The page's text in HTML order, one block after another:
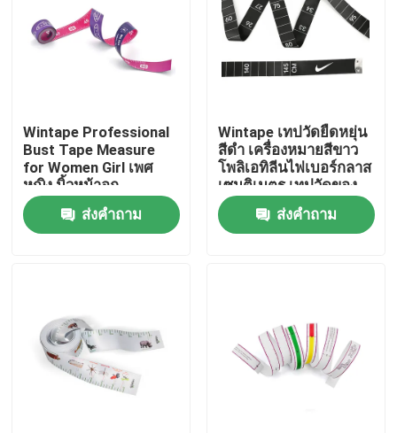
เกี่ยวกับเรา
ควบคุมคุณภาพ
ติดต่อเรา
ตลับเมตรเลเซอร์
Wintape Professional
Bust Tape Measure
for Women Girl เพศ
หญิง นิ้วหน้าอก
Measuring Tape
ส่งคำถาม
Wintape เทปวัดยืดหยุ่น
สีดำ เครื่องหมายสีขาว
โพลิเอทิลีนไฟเบอร์กลาส
เซนติเมตร เทปวัดของ
ขวัญส่งเสริมการขาย
ส่งคำถาม